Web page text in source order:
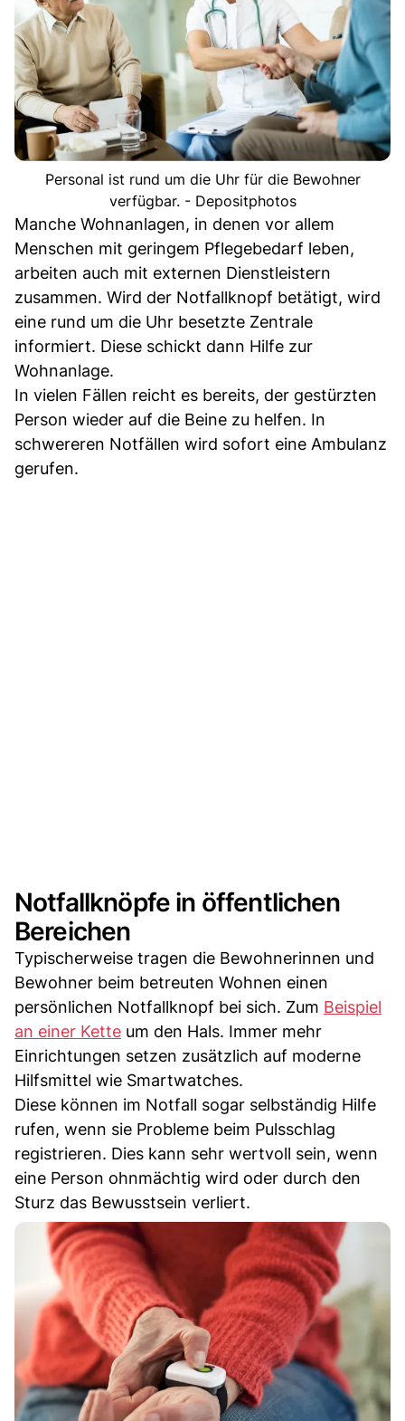
Personal ist rund um die Uhr für die Bewohner
verfügbar. - Depositphotos
Manche Wohnanlagen, in denen vor allem
Menschen mit geringem Pflegebedarf leben,
arbeiten auch mit externen Dienstleistern
zusammen. Wird der Notfallknopf betätigt, wird
eine rund um die Uhr besetzte Zentrale
informiert. Diese schickt dann Hilfe zur
Wohnanlage.
In vielen Fällen reicht es bereits, der gestürzten
Person wieder auf die Beine zu helfen. In
schwereren Notfällen wird sofort eine Ambulanz
gerufen.
Notfallknöpfe in öffentlichen
Bereichen
Typischerweise tragen die Bewohnerinnen und
Bewohner beim betreuten Wohnen einen
persönlichen Notfallknopf bei sich. Zum Beispiel
an einer Kette um den Hals. Immer mehr
Einrichtungen setzen zusätzlich auf moderne
Hilfsmittel wie Smartwatches.
Diese können im Notfall sogar selbständig Hilfe
rufen, wenn sie Probleme beim Pulsschlag
registrieren. Dies kann sehr wertvoll sein, wenn
eine Person ohnmächtig wird oder durch den
Sturz das Bewusstsein verliert.